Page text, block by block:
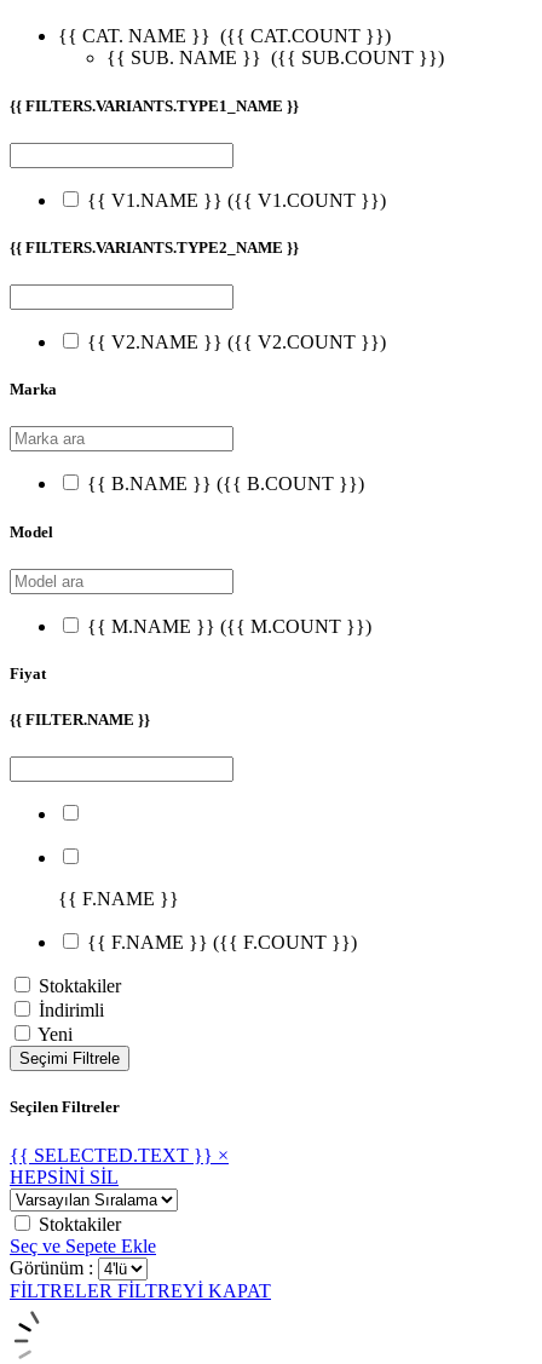
{{ CAT. NAME }} ({{ CAT.COUNT }})
{{ SUB. NAME }} ({{ SUB.COUNT }})
{{ FILTERS.VARIANTS.TYPE1_NAME }}
{{ V1.NAME }} ({{ V1.COUNT }})
{{ FILTERS.VARIANTS.TYPE2_NAME }}
{{ V2.NAME }} ({{ V2.COUNT }})
Marka
{{ B.NAME }} ({{ B.COUNT }})
Model
{{ M.NAME }} ({{ M.COUNT }})
Fiyat
{{ FILTER.NAME }}
{{ F.NAME }}
{{ F.NAME }} ({{ F.COUNT }})
Stoktakiler
İndirimli
Yeni
Seçimi Filtrele
Seçilen Filtreler
{{ SELECTED.TEXT }} ×
HEPSİNİ SİL
Stoktakiler
Seç ve Sepete Ekle
Görünüm :
FİLTRELER FİLTREYİ KAPAT